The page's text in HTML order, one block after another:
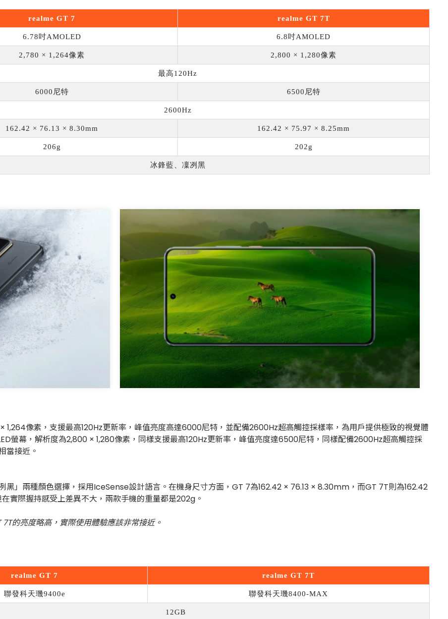
realme GT 7 realme GT 7T
6.78吋AMOLED 6.8吋AMOLED
2,780 × 1,264像素 2,800 × 1,280像素
最高120Hz
6000尼特 6500尼特
2600Hz
162.42 × 76.13 × 8.30mm 162.42 × 75.97 × 8.25mm
206g 202g
冰鋒藍、凜冽黑
像素，支援最高120Hz更新率，峰值亮度高達6000尼特，並配備2600Hz超高觸控採樣率，為用戶提供極致的視覺體
螢幕，解析度為2,800 × 1,280像素，同樣支援最高120Hz更新率，峰值亮度達6500尼特，同樣配備2600Hz超高觸控採
當接近。
黑」兩種顏色選擇，採用IceSense設計語言。在機身尺寸方面，GT 7為162.42 × 76.13 × 8.30mm，而GT 7T則為162.42
際握持感受上差異不大，兩款手機的重量都是202g。
的亮度略高，實際使用體驗應該非常接近。
realme GT 7 realme GT 7T
聯發科天璣9400e 聯發科天璣8400-MAX
12GB